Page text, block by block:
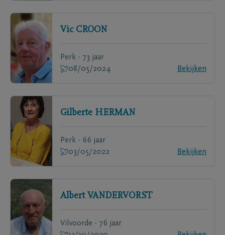
Vic CROON
Perk - 73 jaar
08/05/2024
Bekijken
Gilberte HERMAN
Perk - 66 jaar
03/05/2022
Bekijken
Albert VANDERVORST
Vilvoorde - 76 jaar